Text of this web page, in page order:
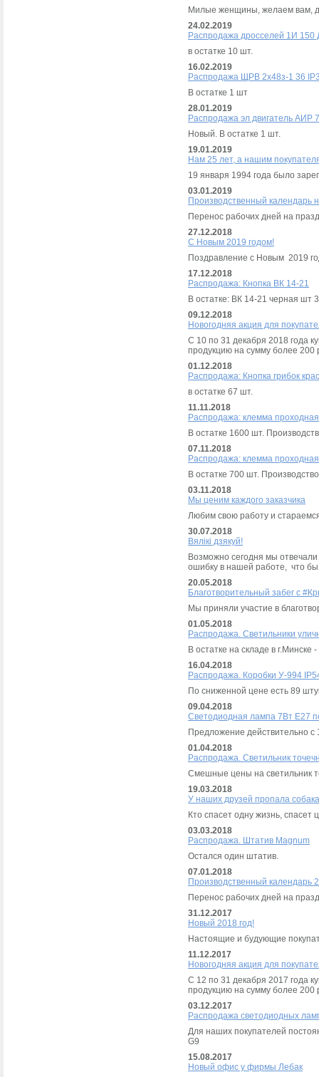
Милые женщины, желаем вам,
24.02.2019
Распродажа дросселей 1И
в остатке 10 шт.
16.02.2019
Распродажа ЩРВ 2х48з-1 36
В остатке 1 шт
28.01.2019
Распродажа эл двигатель
Новый. В остатке 1 шт.
19.01.2019
Нам 25 лет, а нашим
19 января 1994 года было
03.01.2019
Производственный календарь
Перенос рабочих дней на
27.12.2018
С Новым 2019 годом!
Поздравление с Новым 2019
17.12.2018
Распродажа: Кнопка ВК 14-21
В остатке: ВК 14-21 черная шт
09.12.2018
Новогодняя акция для
С 10 по 31 декабря 2018 года
продукцию на сумму более 200
01.12.2018
Распродажа: Кнопка грибок
в остатке 67 шт.
11.11.2018
Распродажа: клемма
В остатке 1600 шт.
07.11.2018
Распродажа: клемма
В остатке 700 шт.
03.11.2018
Мы ценим каждого заказчика
Любим свою работу и
30.07.2018
Вялiкi дзякуй!
Возможно сегодня мы
ошибку в нашей работе, что
20.05.2018
Благотворительный забег с
Мы приняли участие в
01.05.2018
Распродажа. Светильники
В остатке на складе в г.Минске
16.04.2018
Распродажа. Коробки У-994
По сниженной цене есть 89
09.04.2018
Светодиодная лампа 7Вт Е27
Предложение действительно
01.04.2018
Распродажа. Светильник
Смешные цены на светильник
19.03.2018
У наших друзей пропала собака
Кто спасет одну жизнь, спасет
03.03.2018
Распродажа. Штатив Magnum
Остался один штатив.
07.01.2018
Производственный календарь
Перенос рабочих дней на
31.12.2017
Новый 2018 год!
Настоящие и будующие
11.12.2017
Новогодняя акция для
С 12 по 31 декабря 2017 года
продукцию на сумму более 200
03.12.2017
Распродажа светодиодных
Для наших покупателей
G9
15.08.2017
Новый офис у фирмы Лебак